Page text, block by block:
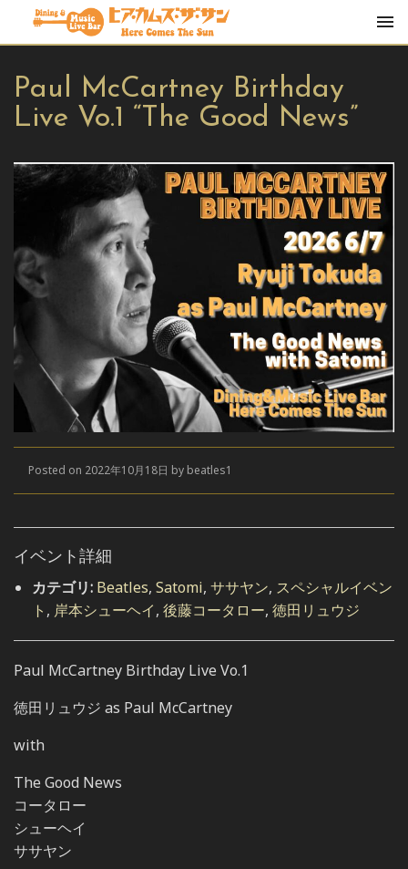
Paul McCartney Birthday
Live Vo.1 “The Good News”
Posted on 2022年10月18日 by beatles1
イベント詳細
カテゴリ: Beatles, Satomi, ササヤン, スペシャルイベン
ト , 岸本シューヘイ, 後藤コータロー, 徳田リュウジ
Paul McCartney Birthday Live Vo.1
徳田リュウジ as Paul McCartney
with
The Good News
コータロー
シューヘイ
ササヤン